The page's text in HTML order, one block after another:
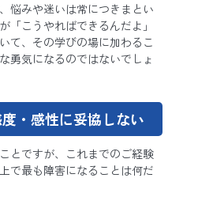
悩みや迷いは常につきまとい
「こうやればできるんだよ」
て、その学びの場に加わるこ
勇気になるのではないでしょ
・感性に妥協しない
とですが、これまでのご経験
で最も障害になることは何だ